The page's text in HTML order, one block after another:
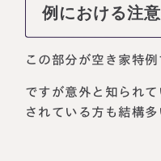
例における注
この部分が空き家特例
ですが意外と知られ
されている方も結構